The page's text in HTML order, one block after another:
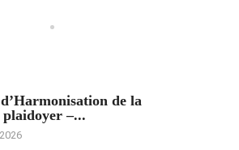
de la
plaidoyer –...